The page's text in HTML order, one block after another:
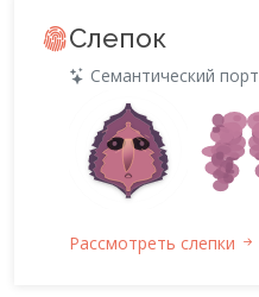
Слепок
Семантический
Рассмотреть слепки